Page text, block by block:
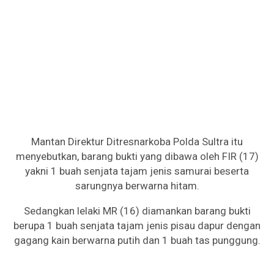
Mantan Direktur Ditresnarkoba Polda Sultra itu
menyebutkan, barang bukti yang dibawa oleh FIR (17)
yakni 1 buah senjata tajam jenis samurai beserta
sarungnya berwarna hitam.
Sedangkan lelaki MR (16) diamankan barang bukti
berupa 1 buah senjata tajam jenis pisau dapur dengan
gagang kain berwarna putih dan 1 buah tas punggung.